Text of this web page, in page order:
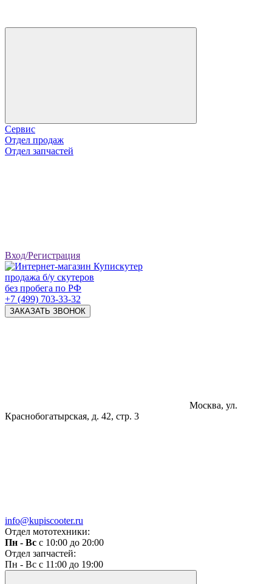
Сервис
Отдел продаж
Отдел запчастей
Вход/Регистрация
продажа б/у скутеров
без пробега по РФ
+7 (499) 703-33-32
ЗАКАЗАТЬ ЗВОНОК
Москва, ул.
Краснобогатырская, д. 42, стр. 3
info@kupiscooter.ru
Отдел мототехники:
Пн - Вс с 10:00 до 20:00
Отдел запчастей:
Пн - Вс с 11:00 до 19:00